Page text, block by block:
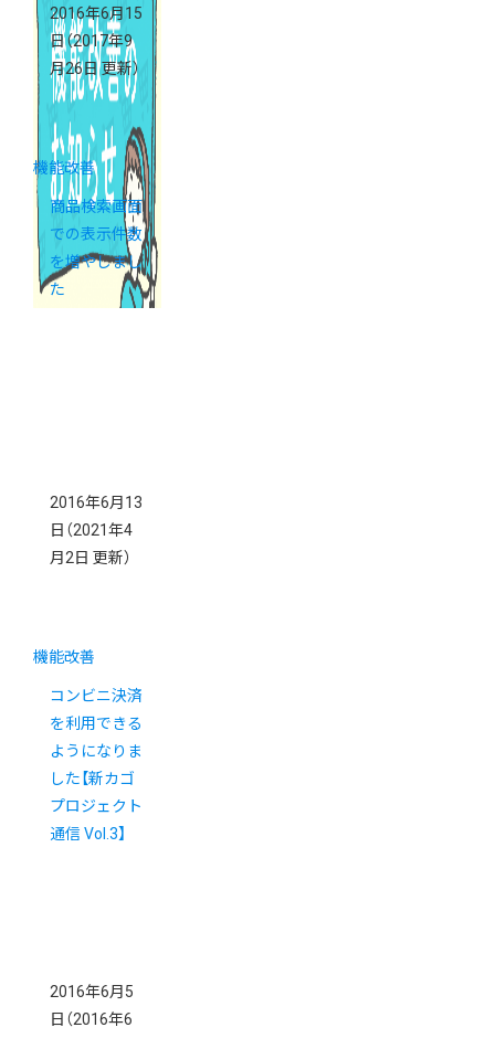
2016年6月15
日（2017年9
月26日 更新）
機能改善
商品検索画面
での表示件数
を増やしまし
た
2016年6月13
日 （2021年4
月2日 更新）
機能改善
コンビニ決済
を利用できる
ようになりま
した【新カゴ
プロジェクト
通信 Vol.3】
2016年6月5
日 （2016年6